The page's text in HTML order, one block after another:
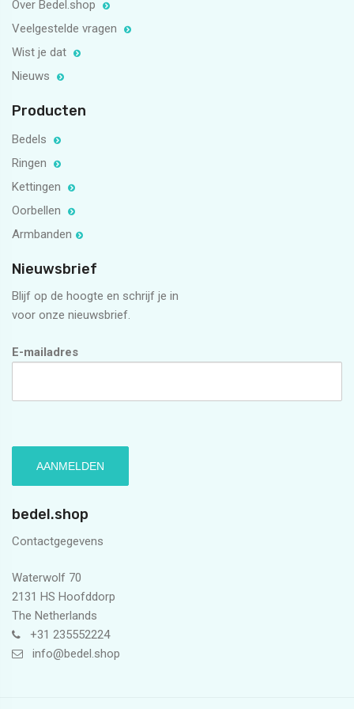
Over Bedel.shop
Veelgestelde vragen
Wist je dat
Nieuws
Producten
Bedels
Ringen
Kettingen
Oorbellen
Armbanden
Nieuwsbrief
Blijf op de hoogte en schrijf je in
voor onze nieuwsbrief.
E-mailadres
bedel.shop
Contactgegevens
Waterwolf 70
2131 HS Hoofddorp
The Netherlands
+31 235552224
info@bedel.shop